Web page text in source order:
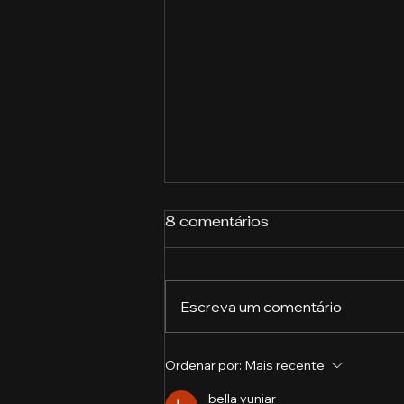
A importância das
8 comentários
Escreva um comentário
Ordenar por: Mais recente
bella yuniar